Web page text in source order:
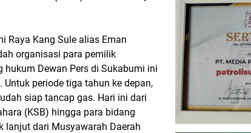
Raya Kang Sule alias Eman
organisasi para pemilik
Dewan Pers di Sukabumi ini
Untuk periode tiga tahun ke depan,
siap tancap gas. Hari ini dari
(KSB) hingga para bidang
lanjut dari Musyawarah Daerah